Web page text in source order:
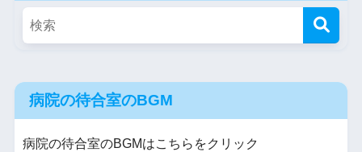
病院の待合室のBGM
病院の待合室のBGMはこちらをクリック